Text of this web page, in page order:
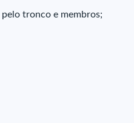
tronco e membros;